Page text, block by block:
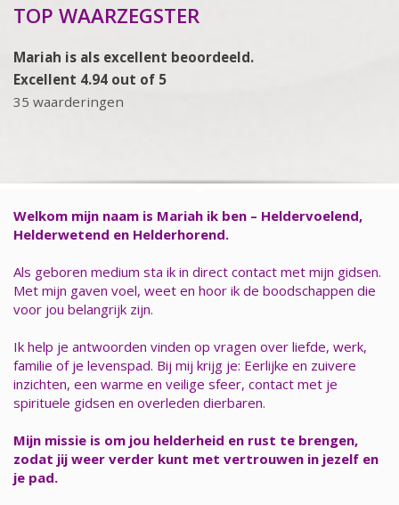
TOP WAARZEGSTER
Mariah is als excellent beoordeeld.
Excellent 4.94 out of 5
35 waarderingen
Welkom mijn naam is Mariah ik ben – Heldervoelend,
Helderwetend en Helderhorend.
Als geboren medium sta ik in direct contact met mijn gidsen.
Met mijn gaven voel, weet en hoor ik de boodschappen die
voor jou belangrijk zijn.
Ik help je antwoorden vinden op vragen over liefde, werk,
familie of je levenspad. Bij mij krijg je: Eerlijke en zuivere
inzichten, een warme en veilige sfeer, contact met je
spirituele gidsen en overleden dierbaren.
Mijn missie is om jou helderheid en rust te brengen,
zodat jij weer verder kunt met vertrouwen in jezelf en
je pad.